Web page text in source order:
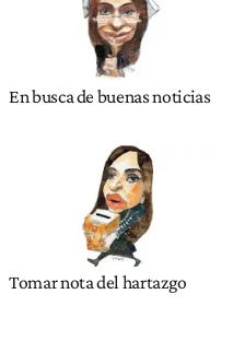
En busca de buenas noticias
Tomar nota del hartazgo